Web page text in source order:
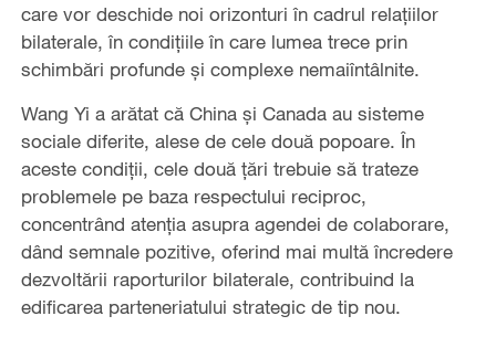
care vor deschide noi orizonturi în cadrul relațiilor
bilaterale, în condițiile în care lumea trece prin
schimbări profunde și complexe nemaiîntâlnite.
Wang Yi a arătat că China și Canada au sisteme
sociale diferite, alese de cele două popoare. În
aceste condiții, cele două țări trebuie să trateze
problemele pe baza respectului reciproc,
concentrând atenția asupra agendei de colaborare,
dând semnale pozitive, oferind mai multă încredere
dezvoltării raporturilor bilaterale, contribuind la
edificarea parteneriatului strategic de tip nou.